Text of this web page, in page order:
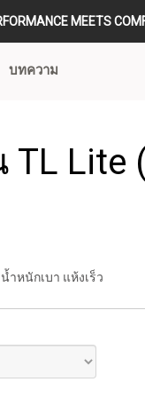
MEETS
บทความ
Lite
ำหนักเบา แห้งเร็ว